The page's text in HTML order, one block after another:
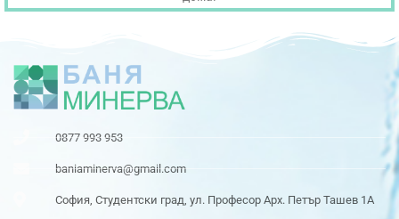
0877 993 953
baniaminerva@gmail.com
София, Студентски град, ул. Професор Арх. Петър Ташев 1А